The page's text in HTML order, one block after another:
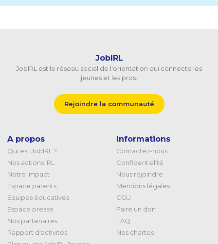
JobIRL
JobIRL est le réseau social de l'orientation qui connecte les
jeunes et les pros.
Rejoindre la communauté
A propos
Qui est JobIRL ?
Nos actions IRL
Notre impact
Espace parents
Equipes éducatives
Espace presse
Nos partenaires
Rapport d'activités
Informations
Contactez-nous
Confidentialité
Nous rejoindre
Mentions légales
CGU
Faire un don
FAQ
Nos chartes